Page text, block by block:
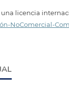
una licencia
NoComercial-